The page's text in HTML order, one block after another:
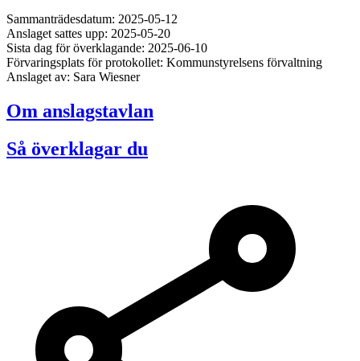
Sammanträdesdatum: 2025-05-12
Anslaget sattes upp: 2025-05-20
Sista dag för överklagande: 2025-06-10
Förvaringsplats för protokollet: Kommunstyrelsens förvaltning
Anslaget av: Sara Wiesner
Om anslagstavlan
Så överklagar du